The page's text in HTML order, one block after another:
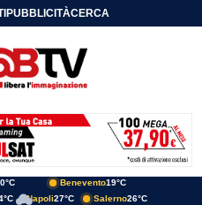
PUBBLICITÀCERCA
Benevento19°C
Napoli27°C Salerno26°C